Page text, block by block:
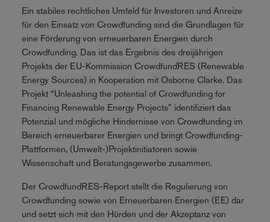
Ein stabiles rechtliches Umfeld für Investoren und Anreize
für den Einsatz von Crowdfunding sind die Grundlagen für
eine Förderung von erneuerbaren Energien durch
Crowdfunding. Das ist das Ergebnis des dreijährigen
Projekts der EU-Kommission CrowdfundRES (Renewable
Energy Sources) in Kooperation mit Osborne Clarke. Das
Projekt “Unleashing the potential of Crowdfunding for
Financing Renewable Energy Projects” identifiziert das
Potenzial und mögliche Hindernisse von Crowdfunding im
Bereich erneuerbarer Energien und bringt Crowdfunding-
Plattformen, (Umwelt-)Projektinitiatoren sowie
Wissenschaft und Beratungsgewerbe zusammen.
Der CrowdfundRES-Report stellt die Regulierung von
Crowdfunding sowie von Erneuerbaren Energien (EE) dar
und setzt sich mit den Hürden und der Akzeptanz von